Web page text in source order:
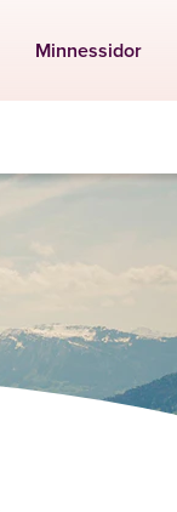
Minnessidor